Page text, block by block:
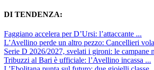
DI TENDENZA:
Faggiano accelera per D’Ursi: l’attaccante ...
L’Avellino perde un altro pezzo: Cancellieri
Serie D 2026/2027, svelati i gironi: le campane
Tribuzzi al Bari è ufficiale: l’Avellino incassa ...